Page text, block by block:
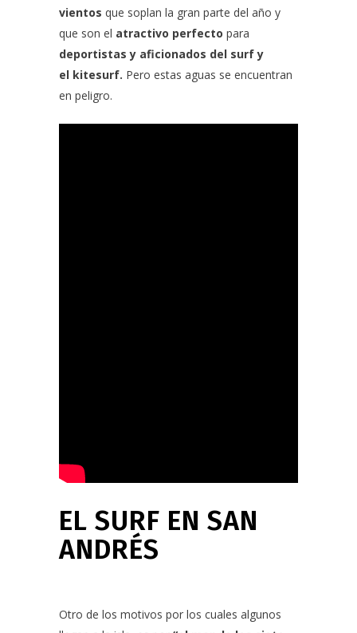
vientos que soplan la gran parte del año y
que son el atractivo perfecto para
deportistas y aficionados del surf y
el kitesurf. Pero estas aguas se encuentran
en peligro.
EL SURF EN SAN
ANDRÉS
Otro de los motivos por los cuales algunos